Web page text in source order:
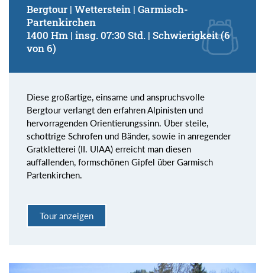
Bergtour | Wetterstein | Garmisch-
Partenkirchen
1400 Hm | insg. 07:30 Std. | Schwierigkeit (6
von 6)
Diese großartige, einsame und anspruchsvolle
Bergtour verlangt den erfahren Alpinisten und
hervorragenden Orientierungssinn. Über steile,
schottrige Schrofen und Bänder, sowie in anregender
Gratkletterei (II. UIAA) erreicht man diesen
auffallenden, formschönen Gipfel über Garmisch
Partenkirchen.
Tour anzeigen